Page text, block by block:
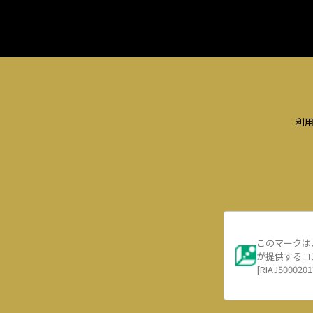
利
このマーク
が提供する